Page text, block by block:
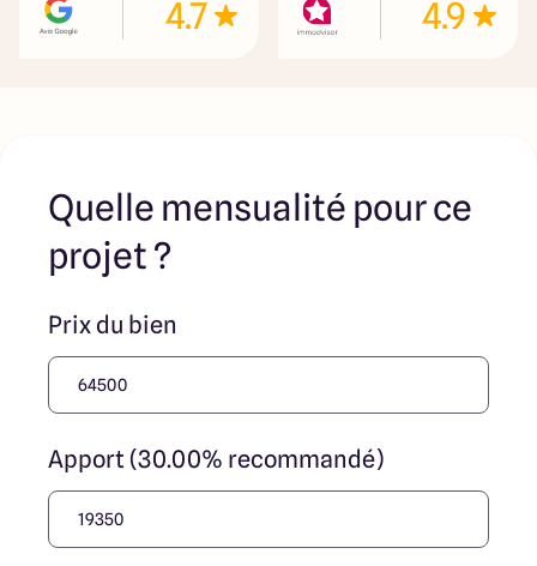
4.7 4.9
Quelle mensualité pour ce
projet ?
Prix du bien
Apport (30.00% recommandé)